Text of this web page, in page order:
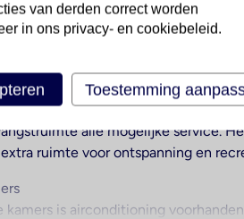
resort, perfect voor
535 niet-rokerskamers zullen de
alle mogelijke service.
ruimte voor ontspanning en
kamers is airconditioning
van derden correct worden
in ons privacy- en cookiebeleid.
Toestemming